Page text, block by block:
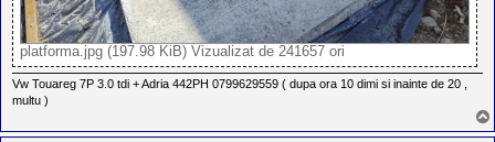
a
platforma.jpg (197.98 KiB) Vizualizat de 241657 ori
Vw Touareg 7P 3.0 tdi + Adria 442PH 0799629559 ( dupa ora 10 dimi si inainte de 20 ,
multu )